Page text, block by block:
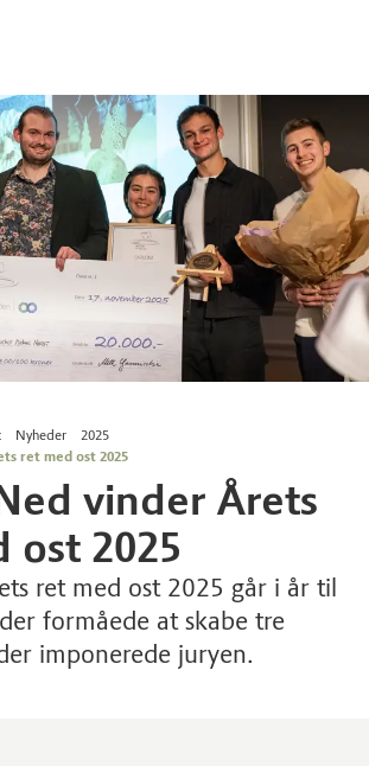
Nyheder
2025
ret med ost 2025
vinder Årets
ost 2025
ret med ost 2025 går i år til
formåede at skabe tre
imponerede juryen.